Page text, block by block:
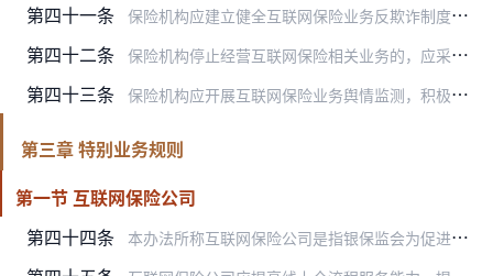
第四十一条 保险机构应建立健全互联网保险业务反欺诈制度，加强对互联网保险欺诈的监控和报告，及时有效处置欺诈案件。保险机构应积极参与风险信息共享的行业协同机制，提高风险识别和…
第四十二条 保险机构停止经营互联网保险相关业务的，应采取妥善措施做好存续业务的售后服务，有效保护客户合法权益。
第四十三条 保险机构应开展互联网保险业务舆情监测，积极做好舆情沟通，回应消费者和公众关切，及时有效处理因消费争议和纠纷产生的网络舆情。
第三章 特别业务规则
第一节 互联网保险公司
第四十四条
本办法所称互联网保险公司是指银保监会为促进保险业务与互联网、大数据等新技术融合创新，专门批准设立并依法登记注册，不设分支机构，在全国范围内专门开展互联网保险业务…